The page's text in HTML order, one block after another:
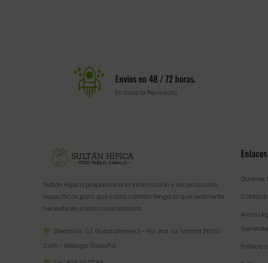
Envios en 48 / 72 horas.
En toda la Península
Sultán Hípica proporciona la información y los productos
específicos para que cada caballo tenga lo que realmente
necesita en cada circunstancia.
Dirección: C/ Guadalhorce 3 - Pol. Ind. La Trocha 29100
Coín - Málaga (España.
Enlaces
Quienes
Aviso
Política